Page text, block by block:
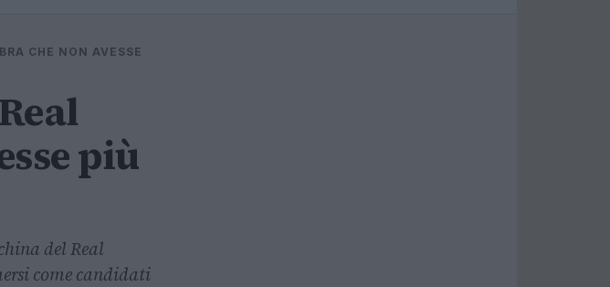
CHE NON AVESSE
più
del Real
come candidati